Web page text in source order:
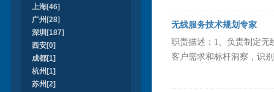
上海[46]
广州[28]
深圳[187]
西安[0]
成都[1]
杭州[1]
苏州[2]
无线服务技术规划专家
职责描述：1、负责制定无
客户需求和标杆洞察，识